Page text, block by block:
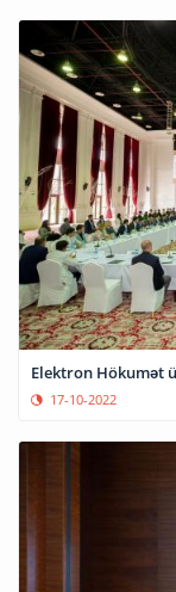
Elektron Hökumət
17-10-2022